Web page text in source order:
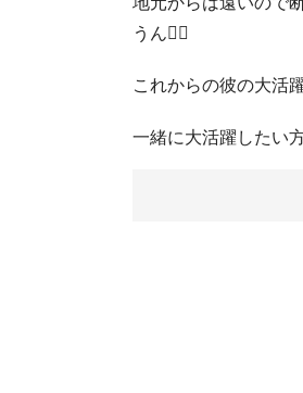
うん🙂‍↕️
これからの彼の大活
一緒に大活躍したい